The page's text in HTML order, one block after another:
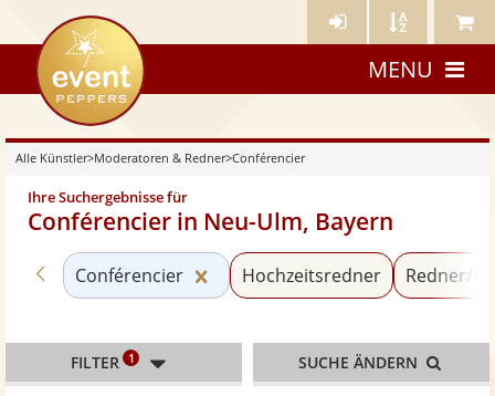
Künstler- Künstler Meine
eventpeppers
MENU
Alle Künstler>Moderatoren & Redner>Conférencier
Ihre Suchergebnisse für
Conférencier in Neu-Ulm, Bayern
Zurück zu «Moderatoren & Redner»
Conférencier Kategorie «Conférencier»
Hochzeitsredner Redner/
FILTER 1 SUCHE ÄNDERN